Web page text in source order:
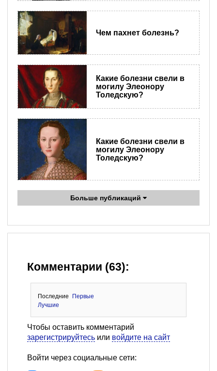
Чем пахнет болезнь?
Какие болезни свели в
могилу Элеонору
Толедскую?
Какие болезни свели в
могилу Элеонору
Толедскую?
Больше публикаций
Комментарии (63):
Последние
Первые
Лучшие
Чтобы оставить комментарий
зарегистрируйтесь или войдите на сайт
Войти через социальные сети: